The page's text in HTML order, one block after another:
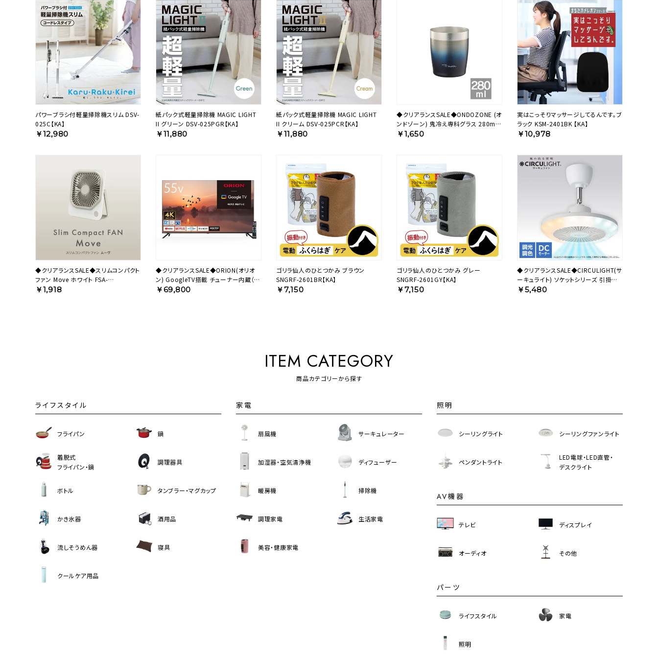
パワーブラシ付軽量掃除機スリム DSV-
025C【KA】
￥12,980
紙パック式軽量掃除機 MAGIC LIGHT
II グリーン DSV-025PGR【KA】
￥11,880
紙パック式軽量掃除機 MAGIC LIGHT
II クリーム DSV-025PCR【KA】
￥11,880
◆クリアランスSALE◆ONDOZONE (オ
ンドゾーン) 鬼冷え専科グラス 280ml
ネイビー OZOH280NV【HO】
￥1,650
実はこっそりマッサージしてるんです。ブ
ラック KSM-2401BK 【KA】
￥10,978
◆クリアランスSALE◆スリムコンパクト
ファン Move ホワイト FSA-
1012BWH【KA】
￥1,918
◆クリアランスSALE◆ORION(オリオ
ン) GoogleTV搭載 チューナー内蔵（地
上・BS・CS対応） スマートテレビ 55v型
￥69,800
ゴリラ仙人のひとつかみ ブラウン
SNGRF-2601BR【KA】
￥7,150
ゴリラ仙人のひとつかみ グレー
SNGRF-2601GY【KA】
￥7,150
◆クリアランスSALE◆CIRCULIGHT(サ
ーキュライト) ソケットシリーズ 引掛け
モデル 調色タイプ ホワイト
￥5,480
ITEM CATEGORY
商品カテゴリーから探す
ライフスタイル
フライパン 鍋
着脱式
フライパン・鍋
調理器具
ボトル タンブラー・マグカップ
かき氷器 酒用品
流しそうめん器 寝具
クールケア用品
家電
扇風機 サーキュレーター
加湿器・空気清浄機 ディフューザー
暖房機 掃除機
調理家電 生活家電
美容・健康家電
照明
シーリングライト シーリングファンライト
ペンダントライト
LED電球・LED直管・
デスクライト
AV機器
テレビ ディスプレイ
オーディオ その他
パーツ
ライフスタイル 家電
照明